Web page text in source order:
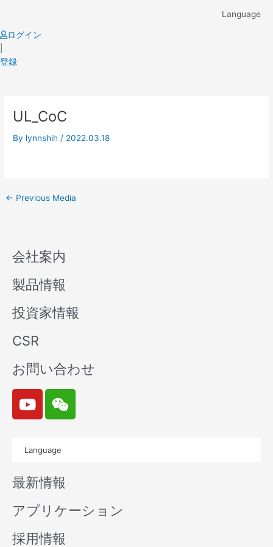
content
Language
ログイン
登録
UL_CoC
By lynnshih / 2022.03.18
navigation
← Previous Media
会社案内
製品情報
投資家情報
CSR
お問い合わせ
Y
o
u
b
e
W
e
i
n
Language
最新情報
アプリケーション
採用情報